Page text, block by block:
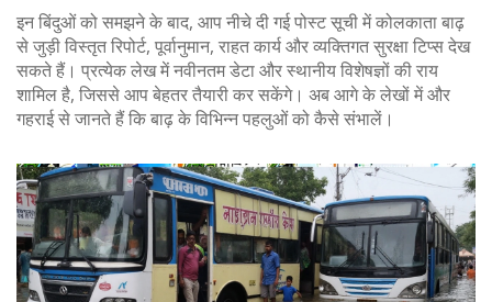
इन बिंदुओं को समझने के बाद, आप नीचे दी गई पोस्ट सूची में कोलकाता बाढ़
से जुड़ी विस्तृत रिपोर्ट, पूर्वानुमान, राहत कार्य और व्यक्तिगत सुरक्षा टिप्स देख
सकते हैं। प्रत्येक लेख में नवीनतम डेटा और स्थानीय विशेषज्ञों की राय
शामिल है, जिससे आप बेहतर तैयारी कर सकेंगे। अब आगे के लेखों में और
गहराई से जानते हैं कि बाढ़ के विभिन्न पहलुओं को कैसे संभालें।